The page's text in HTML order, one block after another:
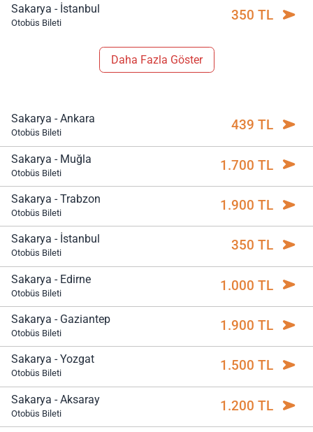
Sakarya - İstanbul
Otobüs Bileti 350 TL
Daha Fazla Göster
Sakarya - Ankara
Otobüs Bileti 439 TL
Sakarya - Muğla
Otobüs Bileti 1.700 TL
Sakarya - Trabzon
Otobüs Bileti 1.900 TL
Sakarya - İstanbul
Otobüs Bileti 350 TL
Sakarya - Edirne
Otobüs Bileti 1.000 TL
Sakarya - Gaziantep
Otobüs Bileti 1.900 TL
Sakarya - Yozgat
Otobüs Bileti 1.500 TL
Sakarya - Aksaray
Otobüs Bileti 1.200 TL